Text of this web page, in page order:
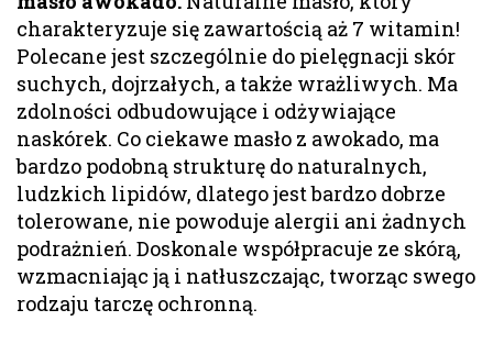
charakteryzuje się zawartością aż 7 witamin!
Polecane jest szczególnie do pielęgnacji skór
suchych, dojrzałych, a także wrażliwych. Ma
zdolności odbudowujące i odżywiające
naskórek. Co ciekawe masło z awokado, ma
bardzo podobną strukturę do naturalnych,
ludzkich lipidów, dlatego jest bardzo dobrze
tolerowane, nie powoduje alergii ani żadnych
podrażnień. Doskonale współpracuje ze skórą,
wzmacniając ją i natłuszczając, tworząc swego
rodzaju tarczę ochronną.